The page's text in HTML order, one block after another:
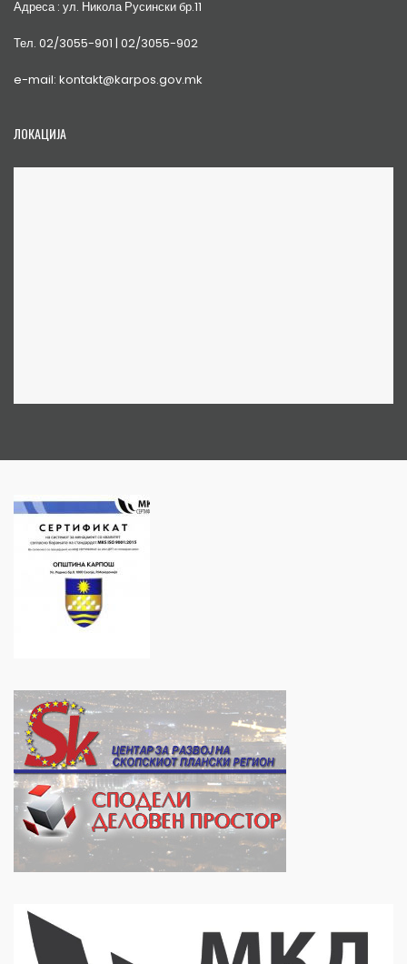
Адреса : ул. Никола Русински бр.11
Тел. 02/3055-901 | 02/3055-902
e-mail: kontakt@karpos.gov.mk
ЛОКАЦИЈА